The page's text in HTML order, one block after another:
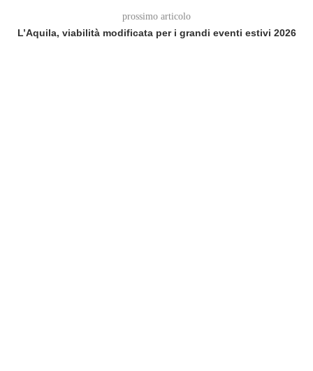
prossimo articolo
L’Aquila, viabilità modificata per i grandi eventi estivi 2026